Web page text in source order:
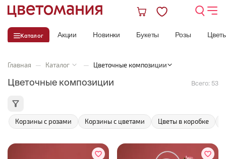
Каталог Акции Новинки Букеты Розы
Главная — Каталог — Цветочные композиции
Цветочные композиции Всего: 53
Корзины с розами Корзины с цветами Цветы в коробке